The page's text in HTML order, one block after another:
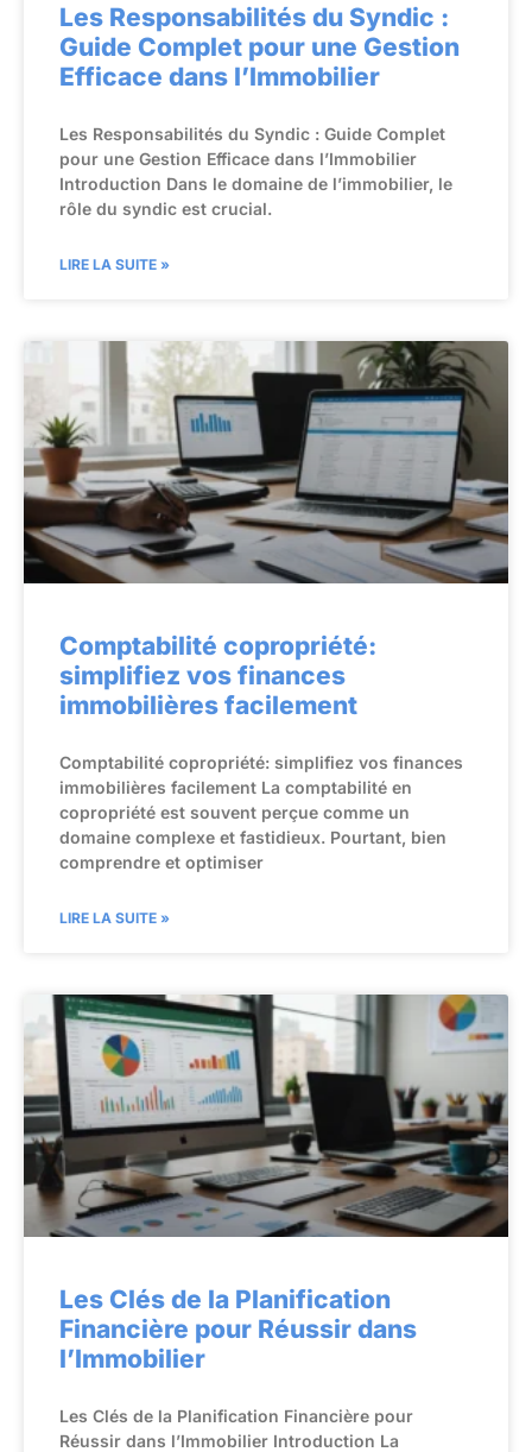
Les Responsabilités du Syndic :
Guide Complet pour une Gestion
Efficace dans l’Immobilier
Les Responsabilités du Syndic : Guide Complet
pour une Gestion Efficace dans l’Immobilier
Introduction Dans le domaine de l’immobilier, le
rôle du syndic est crucial.
LIRE LA SUITE »
Comptabilité copropriété:
simplifiez vos finances
immobilières facilement
Comptabilité copropriété: simplifiez vos finances
immobilières facilement La comptabilité en
copropriété est souvent perçue comme un
domaine complexe et fastidieux. Pourtant, bien
comprendre et optimiser
LIRE LA SUITE »
Les Clés de la Planification
Financière pour Réussir dans
l’Immobilier
Les Clés de la Planification Financière pour
Réussir dans l’Immobilier Introduction La